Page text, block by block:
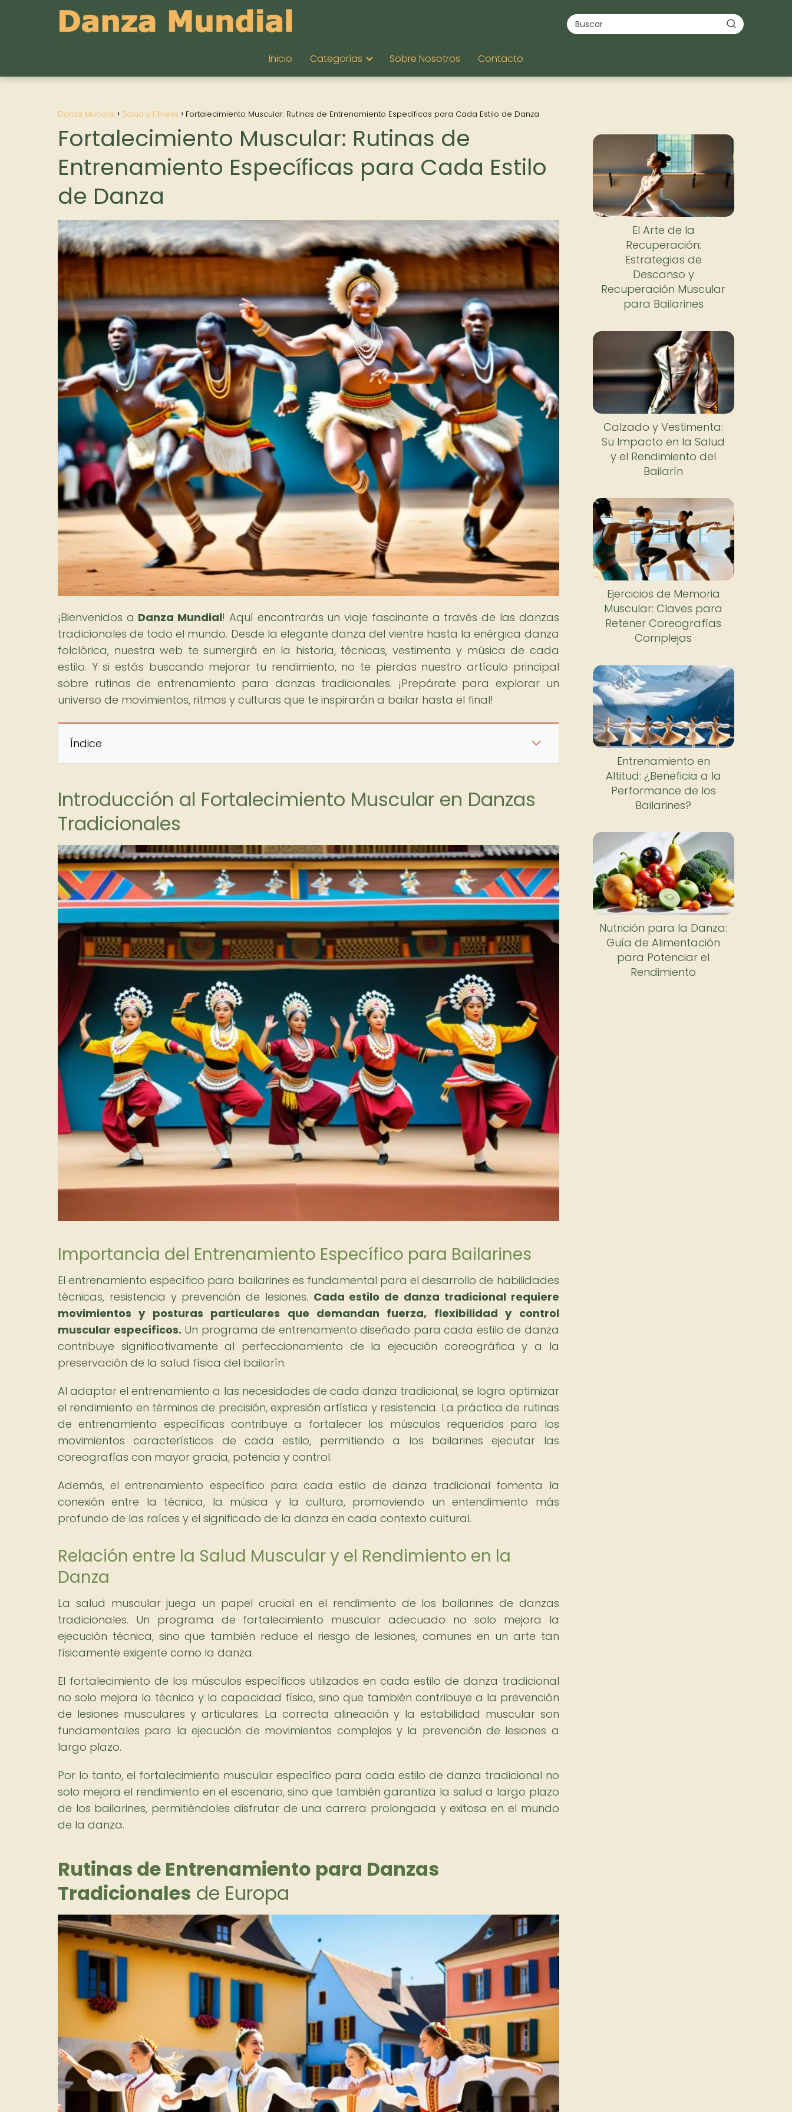
Inicio Categorías Sobre Nosotros Contacto
Danza Mundial Salud y Fitness Fortalecimiento Muscular: Rutinas de Entrenamiento Específicas para Cada Estilo de Danza
Fortalecimiento Muscular: Rutinas de
Entrenamiento Específicas para Cada Estilo
de Danza
¡Bienvenidos a Danza Mundial! Aquí encontrarás un viaje fascinante a través de las danzas
tradicionales de todo el mundo. Desde la elegante danza del vientre hasta la enérgica danza
folclórica, nuestra web te sumergirá en la historia, técnicas, vestimenta y música de cada
estilo. Y si estás buscando mejorar tu rendimiento, no te pierdas nuestro artículo principal
sobre rutinas de entrenamiento para danzas tradicionales. ¡Prepárate para explorar un
universo de movimientos, ritmos y culturas que te inspirarán a bailar hasta el final!
Índice
Introducción al Fortalecimiento Muscular en Danzas
Tradicionales
Importancia del Entrenamiento Específico para Bailarines
El entrenamiento específico para bailarines es fundamental para el desarrollo de habilidades
técnicas, resistencia y prevención de lesiones. Cada estilo de danza tradicional requiere
movimientos y posturas particulares que demandan fuerza, flexibilidad y control
muscular específicos. Un programa de entrenamiento diseñado para cada estilo de danza
contribuye significativamente al perfeccionamiento de la ejecución coreográfica y a la
preservación de la salud física del bailarín.
Al adaptar el entrenamiento a las necesidades de cada danza tradicional, se logra optimizar
el rendimiento en términos de precisión, expresión artística y resistencia. La práctica de rutinas
de entrenamiento específicas contribuye a fortalecer los músculos requeridos para los
movimientos característicos de cada estilo, permitiendo a los bailarines ejecutar las
coreografías con mayor gracia, potencia y control.
Además, el entrenamiento específico para cada estilo de danza tradicional fomenta la
conexión entre la técnica, la música y la cultura, promoviendo un entendimiento más
profundo de las raíces y el significado de la danza en cada contexto cultural.
Relación entre la Salud Muscular y el Rendimiento en la
Danza
La salud muscular juega un papel crucial en el rendimiento de los bailarines de danzas
tradicionales. Un programa de fortalecimiento muscular adecuado no solo mejora la
ejecución técnica, sino que también reduce el riesgo de lesiones, comunes en un arte tan
físicamente exigente como la danza.
El fortalecimiento de los músculos específicos utilizados en cada estilo de danza tradicional
no solo mejora la técnica y la capacidad física, sino que también contribuye a la prevención
de lesiones musculares y articulares. La correcta alineación y la estabilidad muscular son
fundamentales para la ejecución de movimientos complejos y la prevención de lesiones a
largo plazo.
Por lo tanto, el fortalecimiento muscular específico para cada estilo de danza tradicional no
solo mejora el rendimiento en el escenario, sino que también garantiza la salud a largo plazo
de los bailarines, permitiéndoles disfrutar de una carrera prolongada y exitosa en el mundo
de la danza.
Rutinas de Entrenamiento para Danzas
Tradicionales de Europa
El Arte de la
Recuperación:
Estrategias de
Descanso y
Recuperación Muscular
para Bailarines
Calzado y Vestimenta:
Su Impacto en la Salud
y el Rendimiento del
Bailarín
Ejercicios de Memoria
Muscular: Claves para
Retener Coreografías
Complejas
Entrenamiento en
Altitud: ¿Beneficia a la
Performance de los
Bailarines?
Nutrición para la Danza:
Guía de Alimentación
para Potenciar el
Rendimiento